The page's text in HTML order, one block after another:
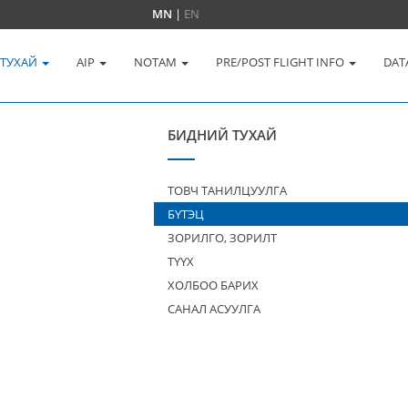
MN | EN
AIP NOTAM PRE/POST FLIGHT INFO
БИДНИЙ ТУХАЙ
ТОВЧ ТАНИЛЦУУЛГА
БҮТЭЦ
ЗОРИЛГО, ЗОРИЛТ
ТҮҮХ
ХОЛБОО БАРИХ
САНАЛ АСУУЛГА